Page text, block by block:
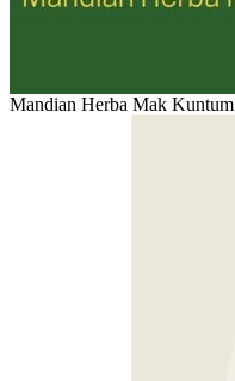
Mandian Herba Mak Kuntum